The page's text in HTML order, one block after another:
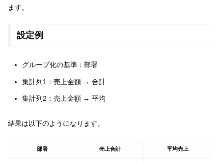
ます。
設定例
グループ化の基準：部署
集計列1：売上金額 → 合計
集計列2：売上金額 → 平均
結果は以下のようになります。
部署 売上合計 平均売上